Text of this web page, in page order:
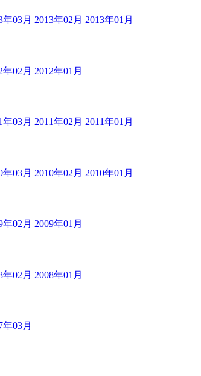
年03月 2013年02月 2013年01月
年02月 2012年01月
年03月 2011年02月 2011年01月
年03月 2010年02月 2010年01月
年02月 2009年01月
年02月 2008年01月
年03月